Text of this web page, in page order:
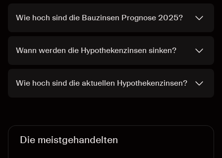
Wie hoch sind die Bauzinsen Prognose 2025?
Wann werden die Hypothekenzinsen sinken?
Wie hoch sind die aktuellen Hypothekenzinsen?
Die meistgehandelten